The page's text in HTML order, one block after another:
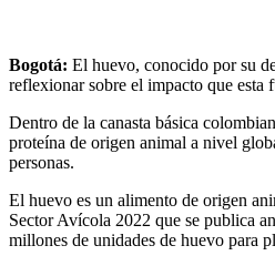
Bogotá: El huevo, conocido por su
reflexionar sobre el impacto que esta
Dentro de la canasta básica
proteína de origen animal a nivel
personas.
El huevo es un alimento de origen
Sector Avícola 2022 que se publica
millones de unidades de huevo para